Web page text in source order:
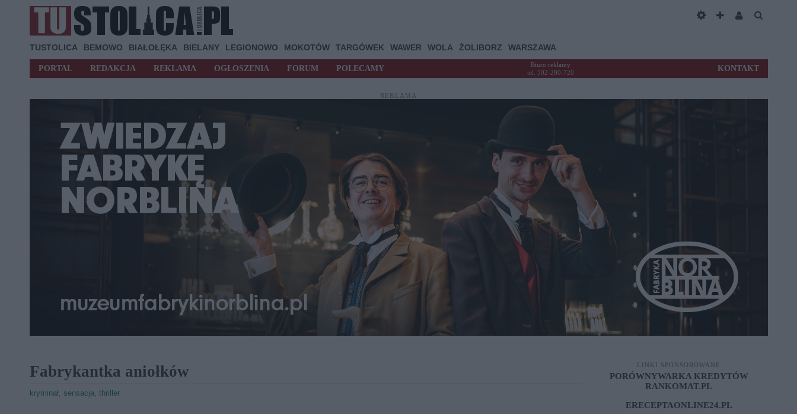
TUSTOLICA BEMOWO BIAŁOŁĘKA BIELANY LEGIONOWO MOKOTÓW TARGÓWEK WAWER WOLA ŻOLIBORZ WARSZAWA
PORTAL REDAKCJA REKLAMA OGŁOSZENIA FORUM POLECAMY
Biuro reklamy
tel. 502-280-720
KONTAKT
REKLAMA
Fabrykantka aniołków
kryminał, sensacja, thriller
LINKI SPONSOROWANE
PORÓWNYWARKA KREDYTÓW
RANKOMAT.PL
ERECEPTAONLINE24.PL